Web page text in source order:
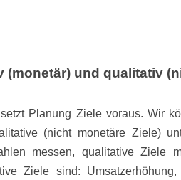
(monetär) und qualitativ
Planung Ziele voraus. Wir
(nicht monetäre Ziele)
messen, qualitative Ziele
Ziele sind: Umsatzerhöhung,